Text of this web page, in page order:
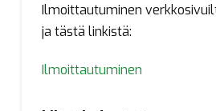
Ilmoittautuminen
ja tästä linkistä:
Ilmoittautuminen